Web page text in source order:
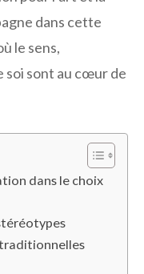
dans cette
le sens,
soi sont au cœur de
dans le choix